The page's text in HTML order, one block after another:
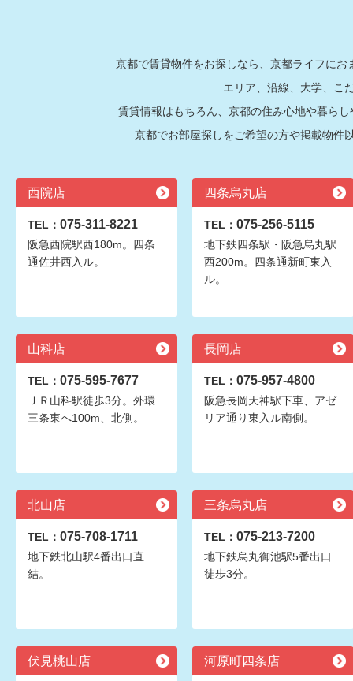
京都で賃貸物件をお探しなら、京都ライフに
エリア、沿線、大学、こ
賃貸情報はもちろん、京都の住み心地や暮ら
京都でお部屋探しをご希望の方や掲載物件
西院店
TEL： 075-311-8221
阪急西院駅西180m。四条
通佐井西入ル。
四条烏丸店
TEL： 075-256-5115
地下鉄四条駅・阪急烏丸駅
西200m。四条通新町東入
ル。
山科店
TEL： 075-595-7677
ＪＲ山科駅徒歩3分。外環
三条東へ100m、北側。
長岡店
TEL： 075-957-4800
阪急長岡天神駅下車、アゼ
リア通り東入ル南側。
北山店
TEL： 075-708-1711
地下鉄北山駅4番出口直
結。
三条烏丸店
TEL： 075-213-7200
地下鉄烏丸御池駅5番出口
徒歩3分。
伏見桃山店 河原町四条店